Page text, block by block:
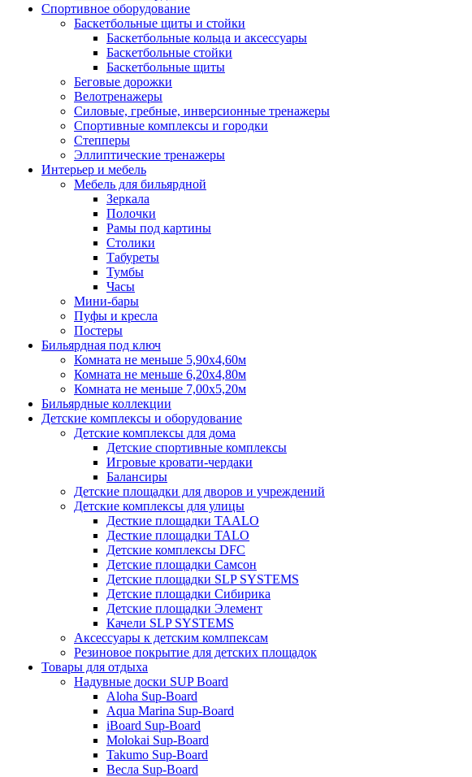
Спортивное оборудование
Баскетбольные щиты и стойки
Баскетбольные кольца и аксессуары
Баскетбольные стойки
Баскетбольные щиты
Беговые дорожки
Велотренажеры
Силовые, гребные, инверсионные тренажеры
Спортивные комплексы и городки
Степперы
Эллиптические тренажеры
Интерьер и мебель
Мебель для бильярдной
Зеркала
Полочки
Рамы под картины
Столики
Табуреты
Тумбы
Часы
Мини-бары
Пуфы и кресла
Постеры
Бильярдная под ключ
Комната не меньше 5,90х4,60м
Комната не меньше 6,20х4,80м
Комната не меньше 7,00х5,20м
Бильярдные коллекции
Детские комплексы и оборудование
Детские комплексы для дома
Детские спортивные комплексы
Игровые кровати-чердаки
Балансиры
Детские площадки для дворов и учреждений
Детские комплексы для улицы
Десткие площадки TAALO
Десткие площадки TALO
Детские комплексы DFC
Детские площадки Самсон
Детские площадки SLP SYSTEMS
Детские площадки Сибирика
Детские площадки Элемент
Качели SLP SYSTEMS
Аксессуары к детским комлпексам
Резиновое покрытие для детских площадок
Товары для отдыха
Надувные доски SUP Board
Aloha Sup-Board
Aqua Marina Sup-Board
iBoard Sup-Board
Molokai Sup-Board
Takumo Sup-Board
Весла Sup-Board